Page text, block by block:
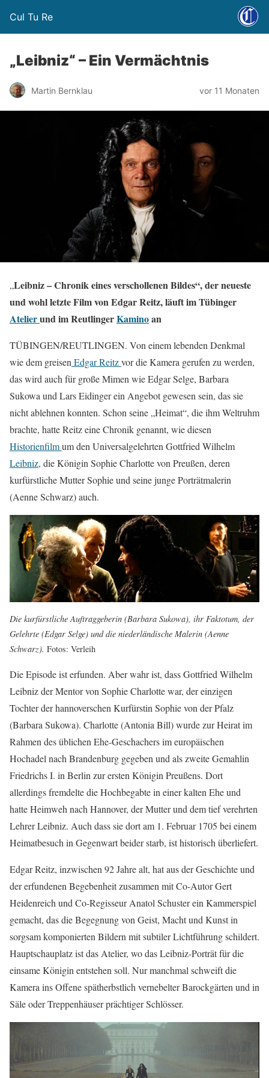
Cul Tu Re
„Leibniz“ – Ein Vermächtnis
Martin Bernklau vor 11 Monaten
„Leibniz – Chronik eines verschollenen Bildes“, der neueste
und wohl letzte Film von Edgar Reitz, läuft im Tübinger
Atelierund im ReutlingerKaminoan
TÜBINGEN/REUTLINGEN. Von einem lebenden Denkmal
wie dem greisenEdgar Reitzvor die Kamera gerufen zu werden,
das wird auch für große Mimen wie Edgar Selge, Barbara
Sukowa und Lars Eidinger ein Angebot gewesen sein, das sie
nicht ablehnen konnten. Schon seine „Heimat“, die ihm Weltruhm
brachte, hatte Reitz eine Chronik genannt, wie diesen
Historienfilmum den Universalgelehrten Gottfried Wilhelm
Leibniz, die Königin Sophie Charlotte von Preußen, deren
kurfürstliche Mutter Sophie und seine junge Porträtmalerin
(Aenne Schwarz) auch.
Die kurfürstliche Auftraggeberin (Barbara Sukowa), ihr Faktotum, der
Gelehrte (Edgar Selge) und die niederländische Malerin (Aenne
Schwarz). Fotos: Verleih
Die Episode ist erfunden. Aber wahr ist, dass Gottfried Wilhelm
Leibniz der Mentor von Sophie Charlotte war, der einzigen
Tochter der hannoverschen Kurfürstin Sophie von der Pfalz
(Barbara Sukowa). Charlotte (Antonia Bill) wurde zur Heirat im
Rahmen des üblichen Ehe-Geschachers im europäischen
Hochadel nach Brandenburg gegeben und als zweite Gemahlin
Friedrichs I. in Berlin zur ersten Königin Preußens. Dort
allerdings fremdelte die Hochbegabte in einer kalten Ehe und
hatte Heimweh nach Hannover, der Mutter und dem tief verehrten
Lehrer Leibniz. Auch dass sie dort am 1. Februar 1705 bei einem
Heimatbesuch in Gegenwart beider starb, ist historisch überliefert.
Edgar Reitz, inzwischen 92 Jahre alt, hat aus der Geschichte und
der erfundenen Begebenheit zusammen mit Co-Autor Gert
Heidenreich und Co-Regisseur Anatol Schuster ein Kammerspiel
gemacht, das die Begegnung von Geist, Macht und Kunst in
sorgsam komponierten Bildern mit subtiler Lichtführung schildert.
Hauptschauplatz ist das Atelier, wo das Leibniz-Porträt für die
einsame Königin entstehen soll. Nur manchmal schweift die
Kamera ins Offene spätherbstlich vernebelter Barockgärten und in
Säle oder Treppenhäuser prächtiger Schlösser.